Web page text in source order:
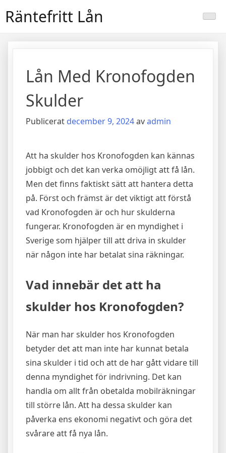
tillRäntefritt Lån
Lån Med Kronofogden
Skulder
Publicerat december 9, 2024avadmin
Att ha skulder hos Kronofogden kan kännas
jobbigt och det kan verka omöjligt att få lån.
Men det finns faktiskt sätt att hantera detta
på. Först och främst är det viktigt att förstå
vad Kronofogden är och hur skulderna
fungerar. Kronofogden är en myndighet i
Sverige som hjälper till att driva in skulder
när någon inte har betalat sina räkningar.
Vad innebär det att ha
skulder hos Kronofogden?
När man har skulder hos Kronofogden
betyder det att man inte har kunnat betala
sina skulder i tid och att de har gått vidare till
denna myndighet för indrivning. Det kan
handla om allt från obetalda mobilräkningar
till större lån. Att ha dessa skulder kan
påverka ens ekonomi negativt och göra det
svårare att få nya lån.